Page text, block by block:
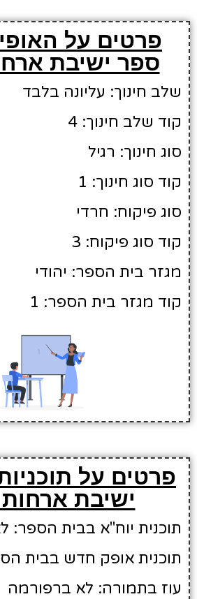
פרטים על
ספר ישיבת
שלב חינוך: עליונה בלבד
קוד שלב חינוך: 4
סוג חינוך: רגיל
קוד סוג חינוך: 1
סוג פיקוח: חרדי
קוד סוג פיקוח: 3
מגזר בית הספר: יהודי
קוד מגזר בית הספר: 1
פרטים על
ישיבת
תוכנית יוח"א בבית הספר:
תוכנית אופק חדש בבית
עוז בתמורה: לא ברפורמה